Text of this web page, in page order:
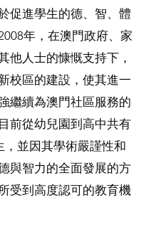
促進學生的德、智、體
年，在澳門政府、家
他人士的慷慨支持下，
校區的建設，使其進一
繼續為澳門社區服務的
前從幼兒園到高中共有
，並因其學術嚴謹性和
與智力的全面發展的方
受到高度認可的教育機